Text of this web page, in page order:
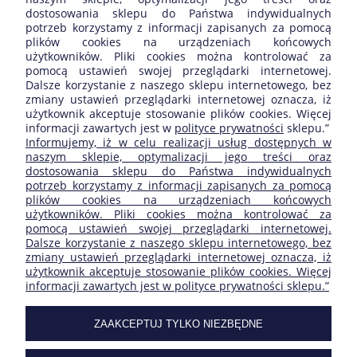
Wyświetlane są wszystkie opinie (pozytywne i negatywne). Nie
weryfikujemy, czy pochodzą one od klientów, którzy kupili dany
produkt.
ZAKUPY
POMOC
MOJE KONTO
INFORMACJE
SKLEP FIRMY:
dostosowania sklepu do Państwa indywidualnych
potrzeb korzystamy z informacji zapisanych za pomocą
plików cookies na urządzeniach końcowych
użytkowników. Pliki cookies można kontrolować za
pomocą ustawień swojej przeglądarki internetowej.
Dalsze korzystanie z naszego sklepu internetowego, bez
zmiany ustawień przeglądarki internetowej oznacza, iż
użytkownik akceptuje stosowanie plików cookies. Więcej
informacji zawartych jest w polityce prywatności sklepu.”
Informujemy, iż w celu realizacji usług dostępnych w
naszym sklepie, optymalizacji jego treści oraz
dostosowania sklepu do Państwa indywidualnych
potrzeb korzystamy z informacji zapisanych za pomocą
plików cookies na urządzeniach końcowych
użytkowników. Pliki cookies można kontrolować za
pomocą ustawień swojej przeglądarki internetowej.
Dalsze korzystanie z naszego sklepu internetowego, bez
zmiany ustawień przeglądarki internetowej oznacza, iż
użytkownik akceptuje stosowanie plików cookies. Więcej
informacji zawartych jest w polityce prywatności sklepu.”
ZAAKCEPTUJ TYLKO NIEZBĘDNE